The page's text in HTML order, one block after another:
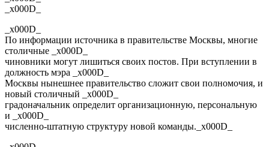
_x000D_
_x000D_
По информации источника в правительстве Москвы, многие
столичные _x000D_
чиновники могут лишиться своих постов. При вступлении в
должность мэра _x000D_
Москвы нынешнее правительство сложит свои полномочия, и
новый столичный _x000D_
градоначальник определит организационную, персональную
и _x000D_
численно-штатную структуру новой команды._x000D_